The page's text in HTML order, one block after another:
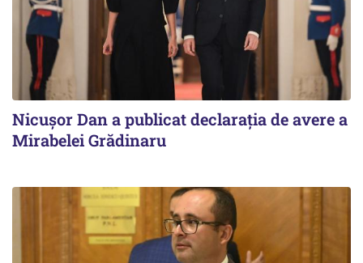
Nicuşor Dan a publicat declaraţia de avere a
Mirabelei Grădinaru